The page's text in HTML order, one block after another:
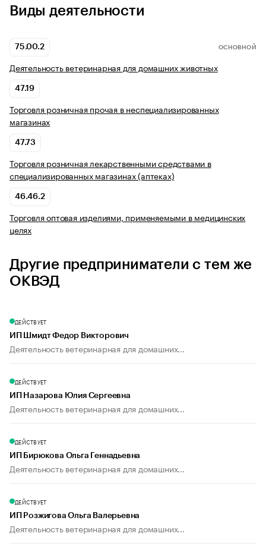
Виды деятельности
75.00.2 ОСНОВНОЙ
Деятельность ветеринарная для домашних животных
47.19
Торговля розничная прочая в неспециализированных
магазинах
47.73
Торговля розничная лекарственными средствами в
специализированных магазинах (аптеках)
46.46.2
Торговля оптовая изделиями, применяемыми в медицинских
целях
Другие предприниматели с тем же
ОКВЭД
ДЕЙСТВУЕТ
ИП Шмидт Федор Викторович
Деятельность ветеринарная для домашних...
ДЕЙСТВУЕТ
ИП Назарова Юлия Сергеевна
Деятельность ветеринарная для домашних...
ДЕЙСТВУЕТ
ИП Бирюкова Ольга Геннадьевна
Деятельность ветеринарная для домашних...
ДЕЙСТВУЕТ
ИП Розжигова Ольга Валерьевна
Деятельность ветеринарная для домашних...